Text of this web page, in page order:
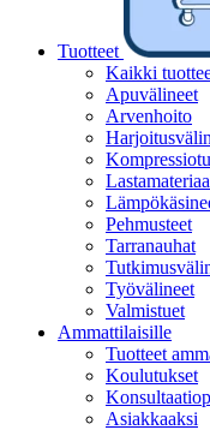
Tuotteet
Kaikki
Apuvälineet
Arvenhoito
Pehmusteet
Tarranauhat
Työvälineet
Valmistuet
Ammattilaisille
Tuotteet
Koulutukset
Asiakkaaksi